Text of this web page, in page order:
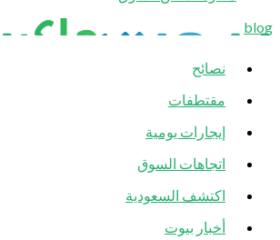
blog
نصائح
مقتطفات
إيجارات يومية
اتجاهات السوق
اكتشف السعودية
أخبار بيوت